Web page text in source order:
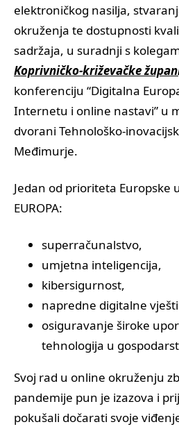
elektroničkog nasilja,
okruženja te dostupnosti
sadržaja, u suradnji s
Koprivničko-križevačke
konferenciju “Digitalna
Internetu i online nastavi” u
dvorani Tehnološko-
Međimurje.
Jedan od prioriteta Europske
EUROPA:
superračunalstvo,
umjetna inteligencija,
kibersigurnost,
napredne digitalne
osiguravanje široke
tehnologija u
Svoj rad u online okruženju
pandemije pun je izazova i
pokušali dočarati svoje